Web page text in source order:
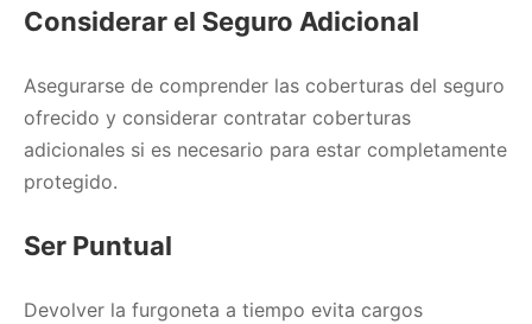
Considerar el Seguro Adicional
Asegurarse de comprender las coberturas del seguro
ofrecido y considerar contratar coberturas
adicionales si es necesario para estar completamente
protegido.
Ser Puntual
Devolver la furgoneta a tiempo evita cargos